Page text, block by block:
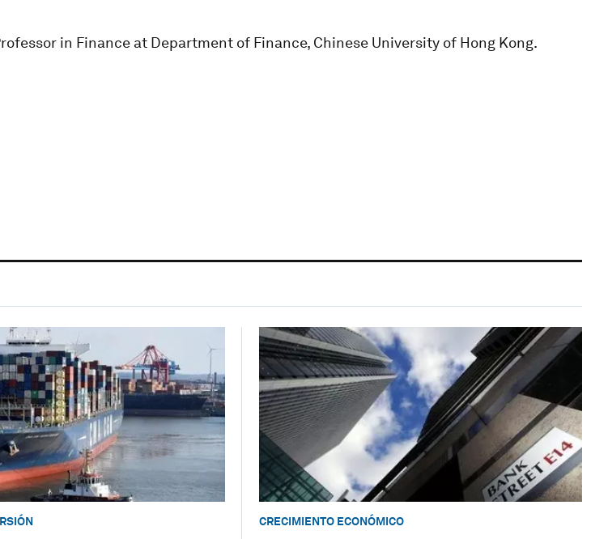
in Finance at Department of Finance, Chinese University of Hong Kong.
CRECIMIENTO ECONÓMICO